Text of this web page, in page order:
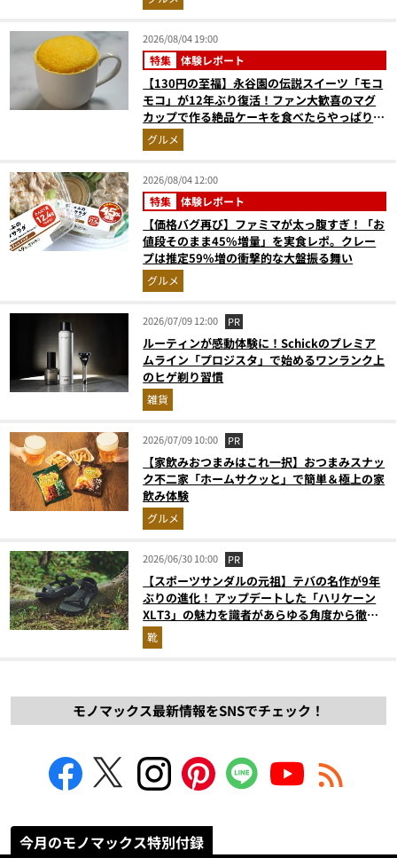
2026/08/04 19:00
特集 体験レポート
【130円の至福】永谷園の伝説スイーツ「モコ
モコ」が12年ぶり復活！ファン大歓喜のマグ
カップで作る絶品ケーキを食べたらやっぱり最
高にウマかった
グルメ
2026/08/04 12:00
特集 体験レポート
【価格バグ再び】ファミマが太っ腹すぎ！「お
値段そのまま45%増量」を実食レポ。クレー
プは推定59%増の衝撃的な大盤振る舞い
グルメ
2026/07/09 12:00 PR
ルーティンが感動体験に！Schickのプレミア
ムライン「プロジスタ」で始めるワンランク上
のヒゲ剃り習慣
雑貨
2026/07/09 10:00 PR
【家飲みおつまみはこれ一択】おつまみスナッ
ク不二家「ホームサクッと」で簡単＆極上の家
飲み体験
グルメ
2026/06/30 10:00 PR
【スポーツサンダルの元祖】テバの名作が9年
ぶりの進化！ アップデートした「ハリケーン
XLT3」の魅力を識者があらゆる角度から徹底
解説！
靴
モノマックス最新情報をSNSでチェック！
今月のモノマックス特別付録